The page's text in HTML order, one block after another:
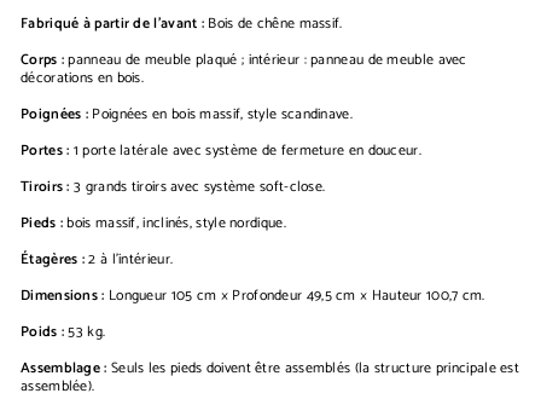
Fabriqué à partir de l'avant : Bois de chêne massif.
Corps :panneau de meuble plaqué ; intérieur : panneau de meuble avec
décorations en bois.
Poignées : Poignées en bois massif, style scandinave.
Portes : 1 porte latérale avec système de fermeture en douceur.
Tiroirs : 3 grands tiroirs avec système soft-close.
Pieds :bois massif, inclinés, style nordique.
Étagères :2 à l'intérieur.
Dimensions : Longueur 105 cm × Profondeur 49,5 cm × Hauteur 100,7 cm.
Poids :53 kg.
Assemblage : Seuls les pieds doivent être assemblés (la structure principale est
assemblée).